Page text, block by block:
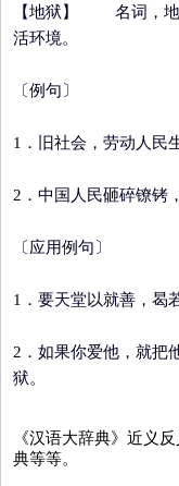
【地狱】
名词，
活环境。
〔例句〕
1．旧社会，劳动人民
2．中国人民砸碎镣铐
〔应用例句〕
1．要天堂以就善，曷
2．如果你爱他，就把
狱。
《汉语大辞典》近义
典等等。